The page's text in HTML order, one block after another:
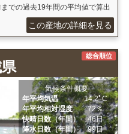
での過去19年間の平均値で算出
この産地の詳細を見る
総合順位
気候条件概要
年平均気温
14.2ﾟC
年平均相対湿度
72％
快晴日数（年間）
46日
降水日数（年間）
99日